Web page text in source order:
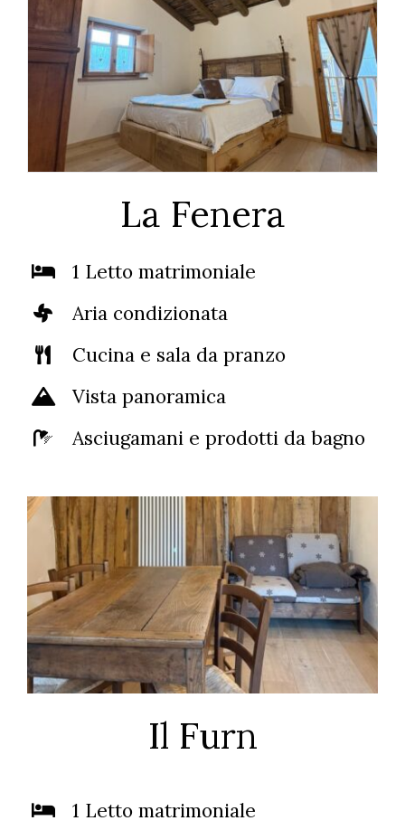
La Fenera
1 Letto matrimoniale
Aria condizionata
Cucina e sala da pranzo
Vista panoramica
Asciugamani e prodotti da bagno
Il Furn
1 Letto matrimoniale